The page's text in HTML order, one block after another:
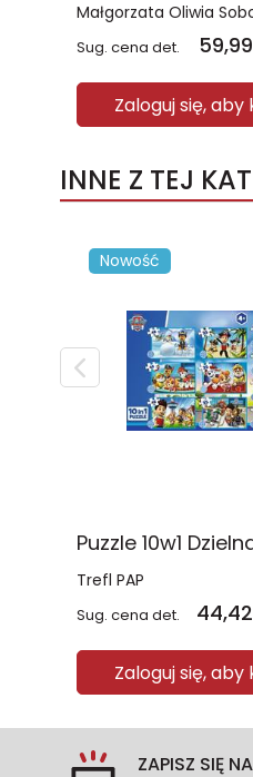
Małgorzata Oliwia
Sug. cena det. 59,99
Zaloguj się, aby
INNE Z TEJ
Nowość
Trefl PAP
Sug. cena det. 44,42
Zaloguj się, aby
ZAPISZ SIĘ